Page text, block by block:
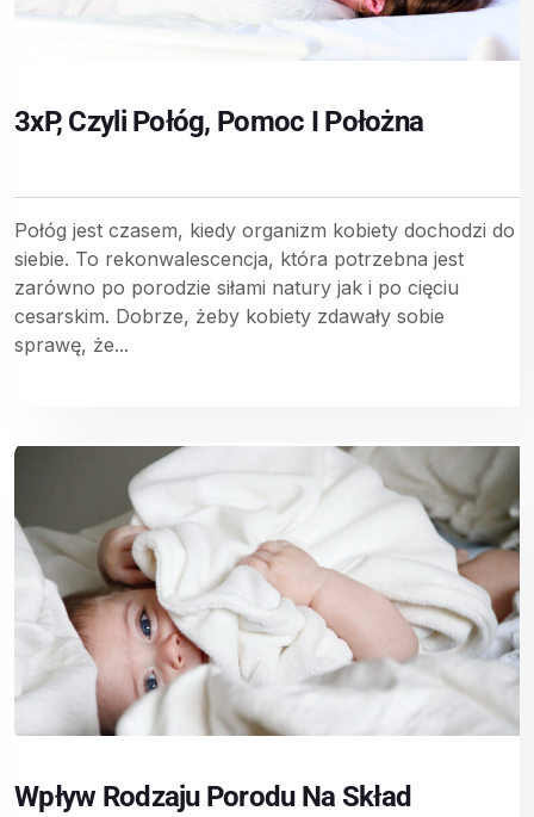
3xP, Czyli Połóg, Pomoc I Położna
Połóg jest czasem, kiedy organizm kobiety dochodzi do
siebie. To rekonwalescencja, która potrzebna jest
zarówno po porodzie siłami natury jak i po cięciu
cesarskim. Dobrze, żeby kobiety zdawały sobie
sprawę, że...
Wpływ Rodzaju Porodu Na Skład